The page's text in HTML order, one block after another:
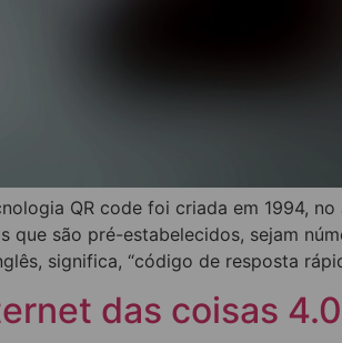
QR code foi criada em 1994,
que são pré-estabelecidos, sejam
significa, “código de resposta
das coisas 4.0